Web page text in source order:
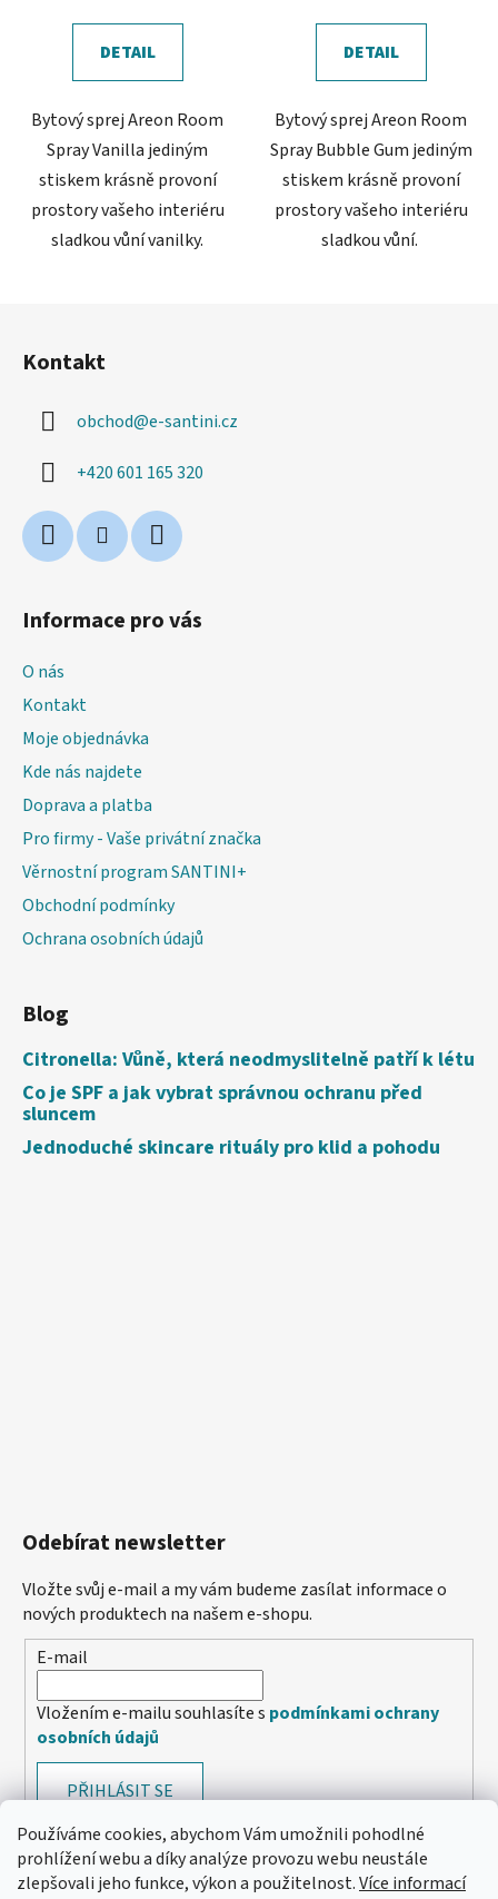
Používáme cookies, abychom Vám umožnili pohodlné
prohlížení webu a díky analýze provozu webu neustále
zlepšovali jeho funkce, výkon a použitelnost.Více informací
DETAIL
Bytový sprej Areon Room
Spray Vanilla jediným
stiskem krásně provoní
prostory vašeho interiéru
sladkou vůní vanilky.
z
DETAIL
Bytový sprej Areon Room
Spray Bubble Gum jediným
stiskem krásně provoní
prostory vašeho interiéru
sladkou vůní.
Kontakt
obchod@e-santini.cz
+420 601 165 320
Informace pro vás
O nás
Kontakt
Moje objednávka
Kde nás najdete
Doprava a platba
Pro firmy - Vaše privátní značka
Věrnostní program SANTINI+
Obchodní podmínky
Ochrana osobních údajů
Blog
Citronella: Vůně, která neodmyslitelně patří k létu
Co je SPF a jak vybrat správnou ochranu před
sluncem
Jednoduché skincare rituály pro klid a pohodu
Odebírat newsletter
Vložte svůj e-mail a my vám budeme zasílat informace o
nových produktech na našem e-shopu.
E-mail
Vložením e-mailu souhlasíte s podmínkami ochrany
osobních údajů
PŘIHLÁSIT SE